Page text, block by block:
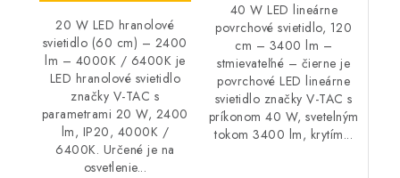
20 W LED hranolové
svietidlo (60 cm) – 2400
lm – 4000K / 6400K je
LED hranolové svietidlo
značky V-TAC s
parametrami 20 W, 2400
lm, IP20, 4000K /
6400K. Určené je na
osvetlenie...
40 W LED lineárne
povrchové svietidlo, 120
cm – 3400 lm –
stmievateľné – čierne je
povrchové LED lineárne
svietidlo značky V-TAC s
príkonom 40 W, svetelným
tokom 3400 lm, krytím...